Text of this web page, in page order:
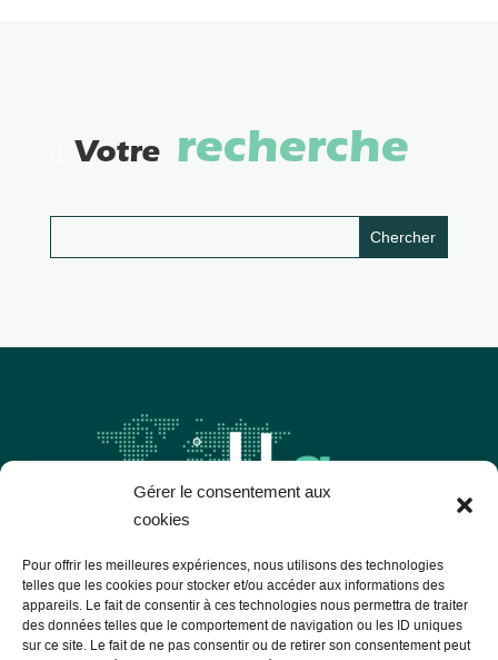
Gérer le consentement aux
cookies
Pour offrir les meilleures expériences, nous utilisons des technologies
telles que les cookies pour stocker et/ou accéder aux informations des
appareils. Le fait de consentir à ces technologies nous permettra de traiter
des données telles que le comportement de navigation ou les ID uniques
sur ce site. Le fait de ne pas consentir ou de retirer son consentement peut
Votrerecherche
Les Libres Géographes